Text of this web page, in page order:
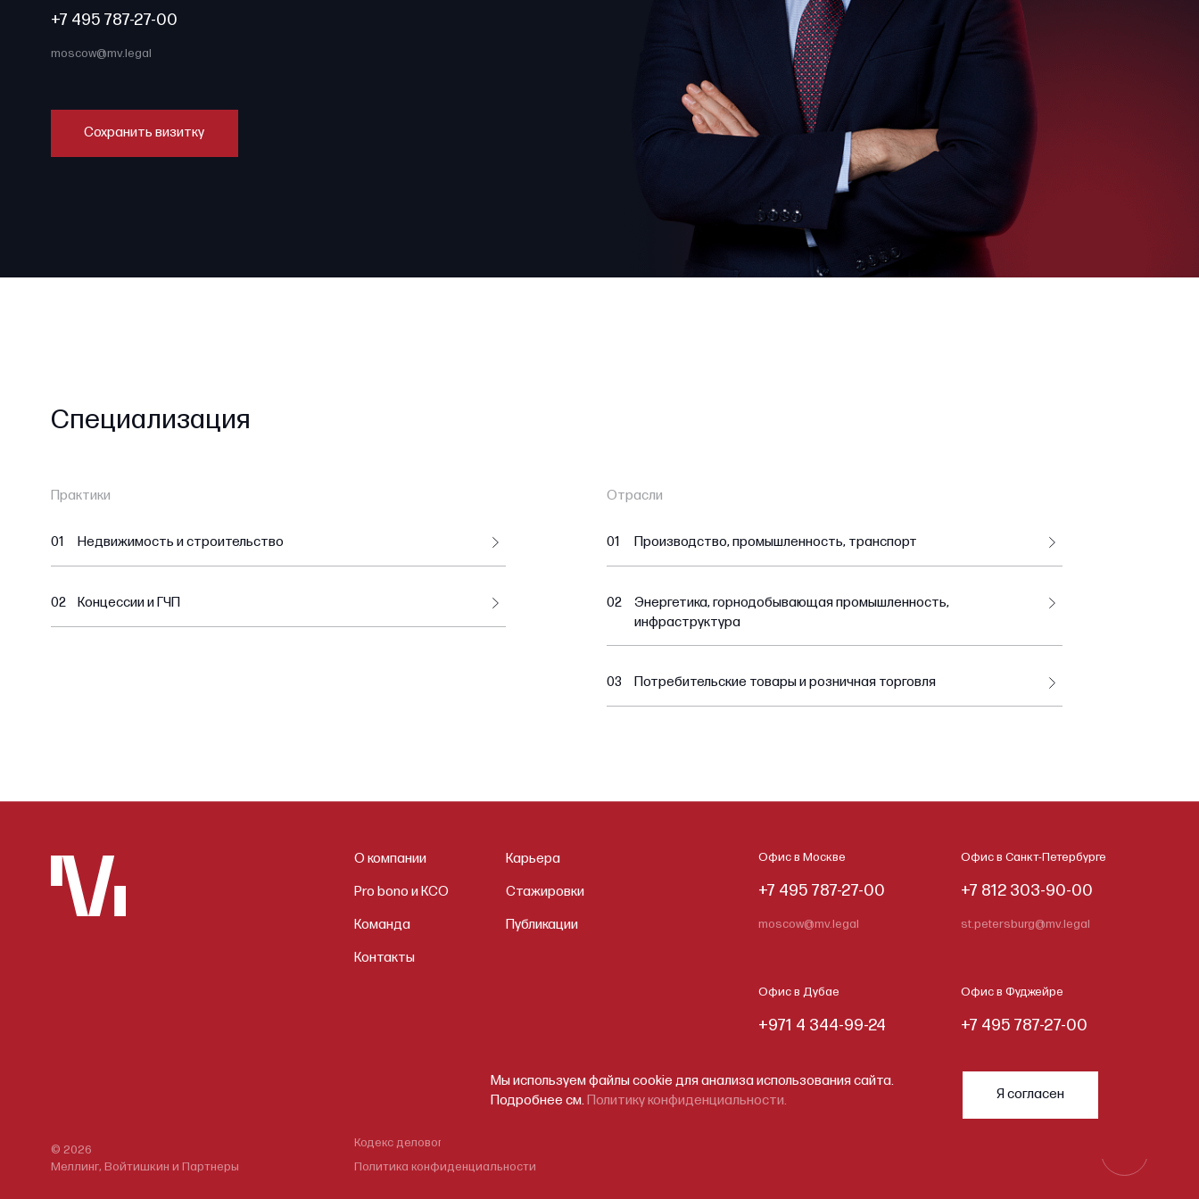
+7 495 787-27-00
moscow@mv.legal
Сохранить визитку
Специализация
Практики
01 Недвижимость и строительство
02 Концессии и ГЧП
Отрасли
01 Производство, промышленность, транспорт
02
Энергетика, горнодобывающая промышленность,
инфраструктура
03 Потребительские товары и розничная торговля
О компании
Карьера
Pro bono и КСО
Стажировки
Команда
Публикации
Контакты
Офис в Москве
+7 495 787-27-00
moscow@mv.legal
Офис в Санкт-Петербурге
+7 812 303-90-00
st.petersburg@mv.legal
Офис в Дубае
+971 4 344-99-24
Офис в Фуджейре
+7 495 787-27-00
© 2026
Меллинг, Войтишкин и Партнеры
Кодекс делового поведения
Политика конфиденциальности
Мы используем файлы cookie для анализа использования сайта.
Подробнее см.Политику конфиденциальности. Я согласен